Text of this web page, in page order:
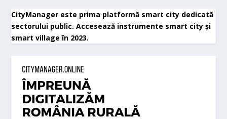
CityManager este prima platformă smart city dedicată
sectorului public. Accesează instrumente smart city și
smart village în 2023.